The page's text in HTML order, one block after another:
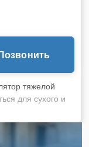
тяжелой
для сухого и
диаметром